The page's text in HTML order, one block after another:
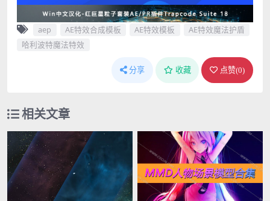
aep AE特效合成模板 AE特效模板
AE特效魔法护盾
哈利波特魔法特效
分享 收藏 点赞(0)
相关文章